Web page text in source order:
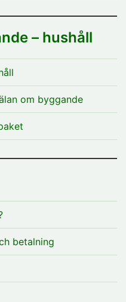
– hushåll
om byggande
betalning